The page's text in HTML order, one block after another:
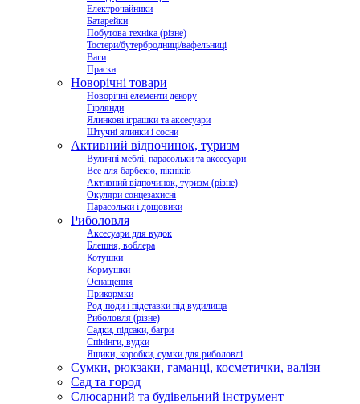
Електрочайники
Батарейки
Побутова техніка (різне)
Тостери/бутербродниці/вафельниці
Ваги
Праска
Новорічні товари
Новорічні елементи декору
Гірлянди
Ялинкові іграшки та аксесуари
Штучні ялинки і сосни
Активний відпочинок, туризм
Вуличні меблі, парасольки та аксесуари
Все для барбекю, пікніків
Активний відпочинок, туризм (різне)
Окуляри сонцезахисні
Парасольки і дощовики
Риболовля
Аксесуари для вудок
Блешня, воблера
Котушки
Кормушки
Оснащення
Прикормки
Род-поди і підставки під вудилища
Риболовля (різне)
Садки, підсаки, багри
Спінінги, вудки
Ящики, коробки, сумки для риболовлі
Сумки, рюкзаки, гаманці, косметички, валізи
Сад та город
Слюсарний та будівельний інструмент